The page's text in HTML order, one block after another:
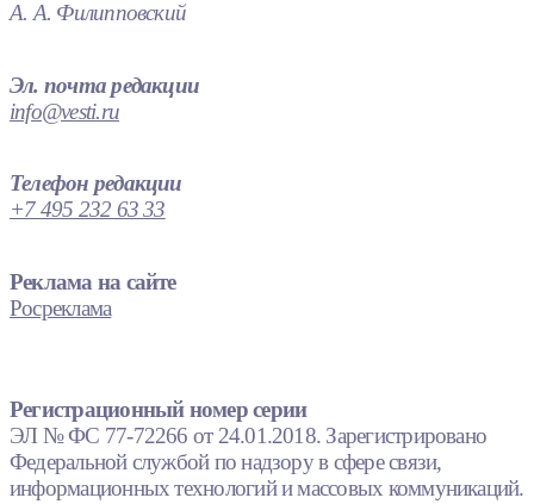
А. А. Филипповский
Эл. почта редакции
info@vesti.ru
Телефон редакции
+7 495 232 63 33
Реклама на сайте
Росреклама
Регистрационный номер серии
ЭЛ № ФС 77-72266 от 24.01.2018. Зарегистрировано
Федеральной службой по надзору в сфере связи,
информационных технологий и массовых коммуникаций.